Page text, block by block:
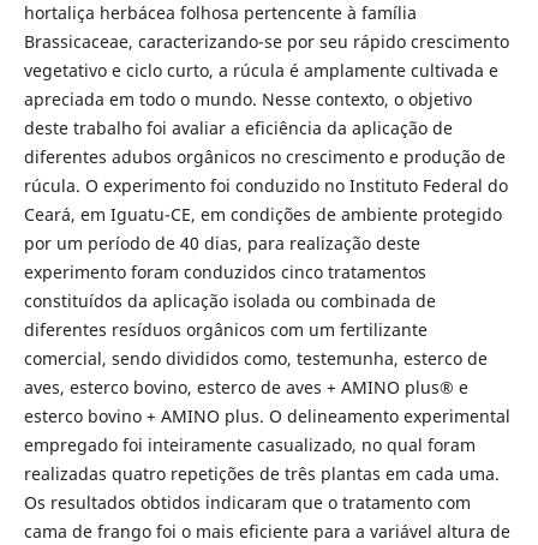
hortaliça herbácea folhosa pertencente à família
Brassicaceae, caracterizando-se por seu rápido crescimento
vegetativo e ciclo curto, a rúcula é amplamente cultivada e
apreciada em todo o mundo. Nesse contexto, o objetivo
deste trabalho foi avaliar a eficiência da aplicação de
diferentes adubos orgânicos no crescimento e produção de
rúcula. O experimento foi conduzido no Instituto Federal do
Ceará, em Iguatu-CE, em condições de ambiente protegido
por um período de 40 dias, para realização deste
experimento foram conduzidos cinco tratamentos
constituídos da aplicação isolada ou combinada de
diferentes resíduos orgânicos com um fertilizante
comercial, sendo divididos como, testemunha, esterco de
aves, esterco bovino, esterco de aves + AMINO plus® e
esterco bovino + AMINO plus. O delineamento experimental
empregado foi inteiramente casualizado, no qual foram
realizadas quatro repetições de três plantas em cada uma.
Os resultados obtidos indicaram que o tratamento com
cama de frango foi o mais eficiente para a variável altura de